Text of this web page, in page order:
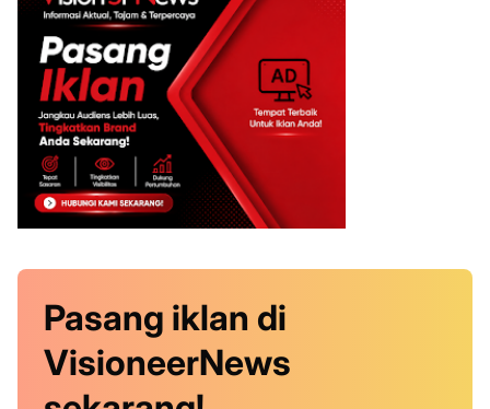
Pasang iklan di
VisioneerNews